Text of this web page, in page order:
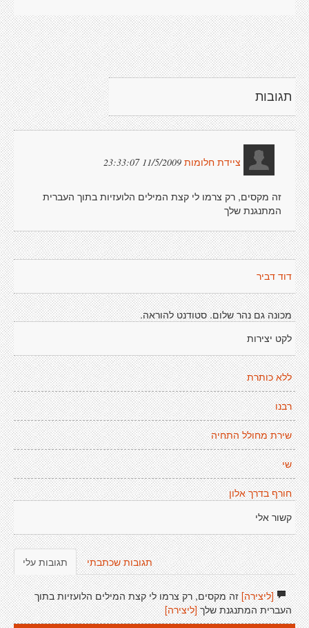
תגובות
ציידת חלומות 11/5/2009 23:33:07
זה מקסים, רק צרמו לי קצת המילים הלועזיות בתוך העברית
המתנגנת שלך
דוד דביר
מכונה גם נהר שלום. סטודנט להוראה.
לקט יצירות
ללא כותרת
רבנו
שירת מחולל התחיה
שי
חורף בדרך אלון
קשור אלי
תגובות עלי תגובות שכתבתי
[ליצירה]זה מקסים, רק צרמו לי קצת המילים הלועזיות בתוך
העברית המתנגנת שלך [ליצירה]